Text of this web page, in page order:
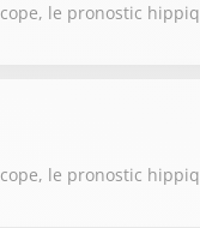
le pronostic
le pronostic